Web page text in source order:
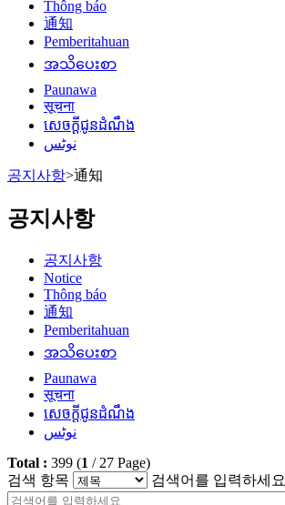
Thông báo
通知
Pemberitahuan
အသိပေးစာ
Paunawa
सूचना
សេចក្តីជូនដំណឹង
نوٹس
공지사항>通知
공지사항
공지사항
Notice
Thông báo
通知
Pemberitahuan
အသိပေးစာ
Paunawa
सूचना
សេចក្តីជូនដំណឹង
نوٹس
Total : 399 (1 / 27 Page)
검색 항목
검색어를 입력하세요